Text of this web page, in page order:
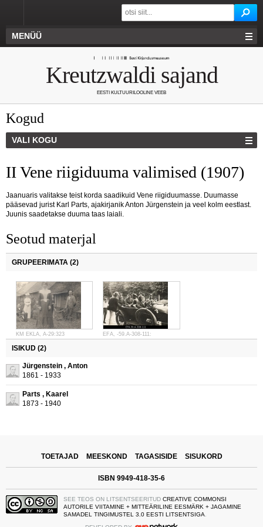
MENÜÜ
Kreutzwaldi sajand
EESTI KULTUURILOOLINE VEEB
Kogud
VALI KOGU
II Vene riigiduuma valimised (1907)
Jaanuaris valitakse teist korda saadikuid Vene riigiduumasse. Duumasse
pääsevad jurist Karl Parts, ajakirjanik Anton Jürgenstein ja veel kolm eestlast.
Juunis saadetakse duuma taas laiali.
Seotud materjal
GRUPEERIMATA (2)
KM EKLA, A-29:323 EFA, -59.A-308-111:
ISIKUD (2)
Jürgenstein , Anton
1861 - 1933
Parts , Kaarel
1873 - 1940
TOETAJAD MEESKOND TAGASISIDE SISUKORD
ISBN 9949-418-35-6
SEE TEOS ON LITSENTSEERITUD CREATIVE COMMONSI
AUTORILE VIITAMINE + MITTEÄRILINE EESMÄRK + JAGAMINE
SAMADEL TINGIMUSTEL 3.0 EESTI LITSENTSIGA